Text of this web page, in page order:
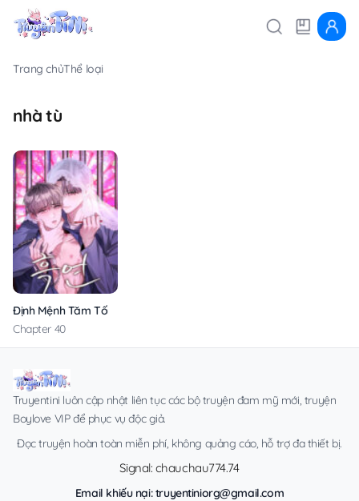
Trang chủThể loại
nhà tù
Định Mệnh Tăm Tối
Chapter 40
Truyentini luôn cập nhật liên tục các bộ truyện đam mỹ mới, truyện
Boylove VIP để phục vụ độc giả.
Đọc truyện hoàn toàn miễn phí, không quảng cáo, hỗ trợ đa thiết bị.
Signal: chauchau774.74
Email khiếu nại:truyentiniorg@gmail.com